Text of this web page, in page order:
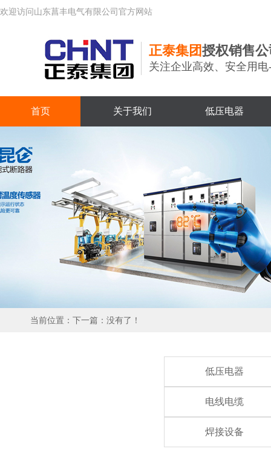
欢迎访问山东菖丰电气有限公司官方网站
正泰集团授权销售
关注企业高效、安全用
首页 关于我们 低压电器
当前位置：下一篇：没有了！
低压电器
电线电缆
焊接设备